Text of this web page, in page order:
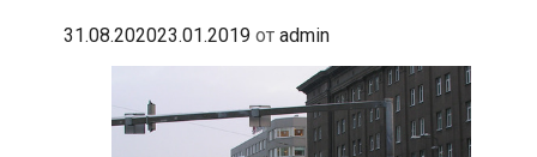
31.08.202023.01.2019 от admin